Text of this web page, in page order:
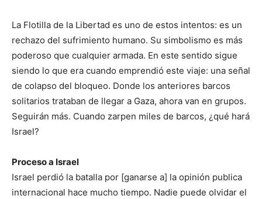
La Flotilla de la Libertad es uno de estos intentos: es un
rechazo del sufrimiento humano. Su simbolismo es más
poderoso que cualquier armada. En este sentido sigue
siendo lo que era cuando emprendió este viaje: una señal
de colapso del bloqueo. Donde los anteriores barcos
solitarios trataban de llegar a Gaza, ahora van en grupos.
Seguirán más. Cuando zarpen miles de barcos, ¿qué hará
Israel?
Proceso a Israel
Israel perdió la batalla por [ganarse a] la opinión publica
internacional hace mucho tiempo. Nadie puede olvidar el